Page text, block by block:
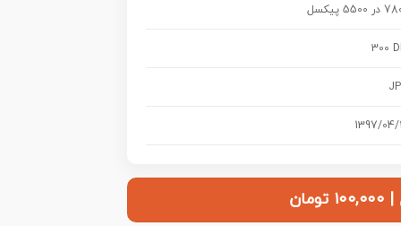
پیکسل
300
1397/04/